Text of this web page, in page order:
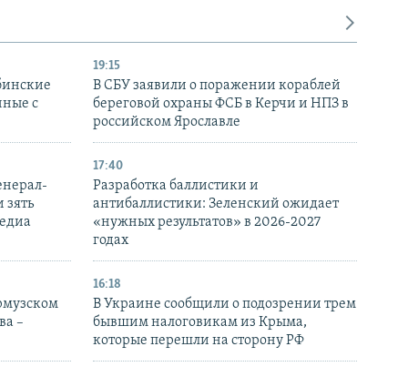
с
19:15
В СБУ заявили о поражении кораблей
береговой охраны ФСБ в Керчи и НПЗ в
российском Ярославле
17:40
Разработка баллистики и
антибаллистики: Зеленский ожидает
«нужных результатов» в 2026-2027
годах
–
16:18
В Украине сообщили о подозрении трем
бывшим налоговикам из Крыма,
которые перешли на сторону РФ